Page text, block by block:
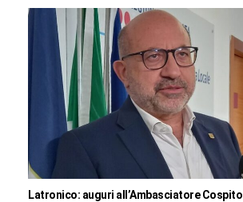
Latronico: auguri all’Ambasciatore Cospito